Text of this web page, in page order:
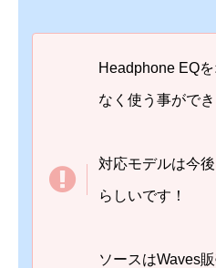
Headphone EQ
なく使う事ができ
対応モデルは今
らしいです！
ソースはWaves